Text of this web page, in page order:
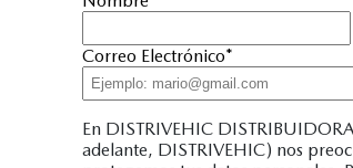
Correo Electrónico*
En DISTRIVEHIC
adelante, DISTRIVEHIC) nos